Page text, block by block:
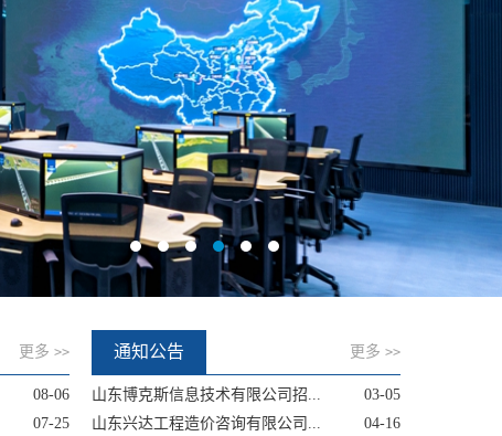
更多 >>
08-06
07-25
通知公告 更多 >>
山东博克斯信息技术有限公司招...
03-05
山东兴达工程造价咨询有限公司...
04-16